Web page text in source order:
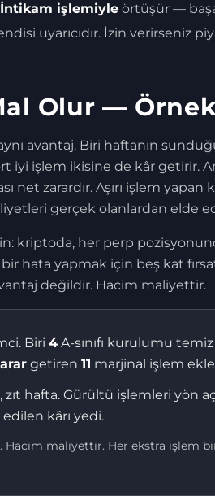
İntikam işlemiyle örtüşür —
uyarıcıdır. İzin verirseniz
Olur —
avantaj. Biri haftanın
iyi işlem ikisine de kâr getirir.
net zarardır. Aşırı işlem
gerçek olanlardan elde
kriptoda, her perp
hata yapmak için beş kat
değildir. Hacim maliyettir.
Biri 4 A-sınıfı kurulumu
getiren 11 marjinal işlem
zıt hafta. Gürültü işlemleri yön
kârı yedi.
maliyettir. Her ekstra işlem